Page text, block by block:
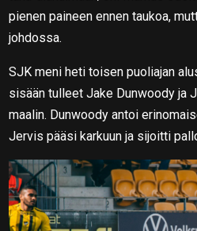
pienen paineen ennen taukoa,
johdossa.
SJK meni heti toisen puoliajan
sisään tulleet Jake Dunwoody ja
maalin. Dunwoody antoi
Jervis pääsi karkuun ja sijoitti